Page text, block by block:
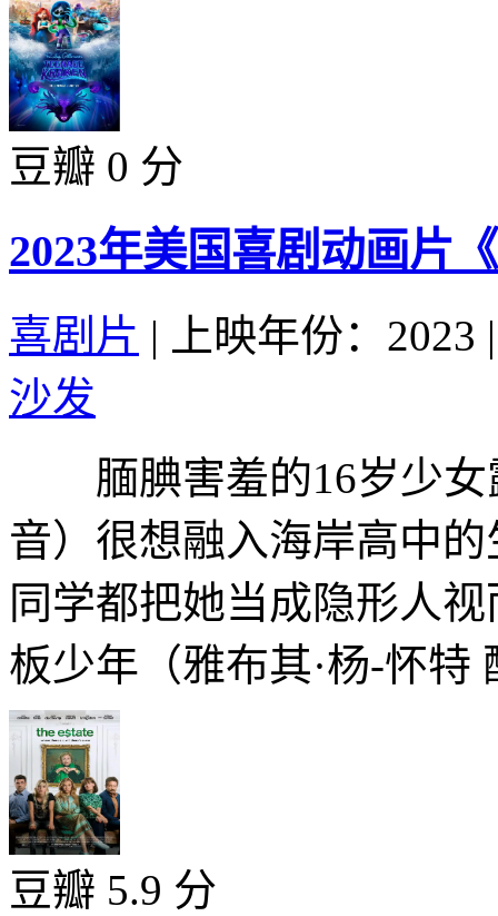
豆瓣 0 分
2023年美国喜剧动画片
喜剧片 | 上映年份：2023 |
沙发
腼腆害羞的16岁少女
音）很想融入海岸高中
同学都把她当成隐形人
板少年（雅布其·杨-怀特
豆瓣 5.9 分